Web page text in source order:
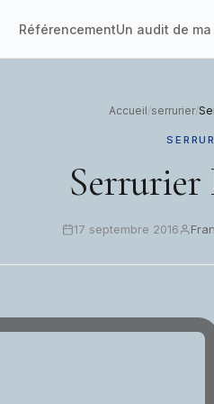
RéférencementUn audit de
Accueil/serrurier/
Serrurier
17 septembre 2016